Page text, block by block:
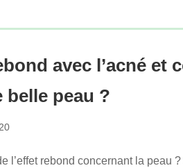
avec l’acné et
peau ?
l’effet rebond concernant la peau